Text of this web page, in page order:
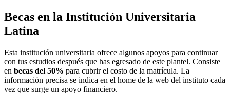
Becas en la Institución Universitaria
Latina
Esta institución universitaria ofrece algunos apoyos para continuar
con tus estudios después que has egresado de este plantel. Consiste
en becas del 50% para cubrir el costo de la matrícula. La
información precisa se indica en el home de la web del instituto cada
vez que surge un apoyo financiero.